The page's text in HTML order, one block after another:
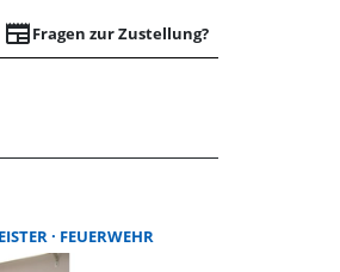
newspaperFragen zur Zustellung?
|
FEUERWEHR